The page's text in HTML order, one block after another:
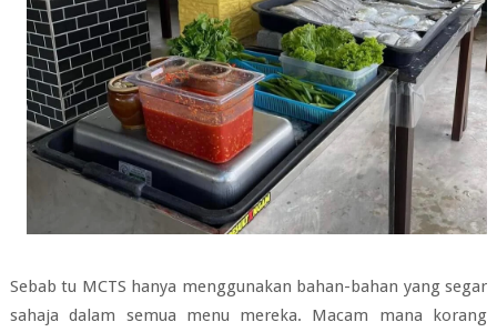
Sebab tu MCTS hanya menggunakan bahan-bahan yang segar
sahaja dalam semua menu mereka. Macam mana korang